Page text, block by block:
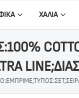
ΧΑΛΙΑ